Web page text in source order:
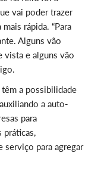
vai poder trazer
rápida. “Para
Alguns vão
e alguns vão
a possibilidade
a auto-
para
práticas,
para agregar